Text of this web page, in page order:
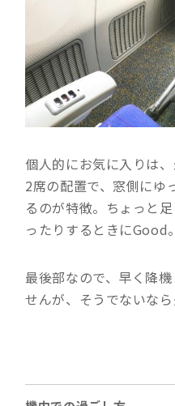
個人的にお気に入りは、
2席の配置で、窓側にゆ
るのが特徴。ちょっと
ったりするときにGood。
最後部なので、早く降
せんが、そうでないなら